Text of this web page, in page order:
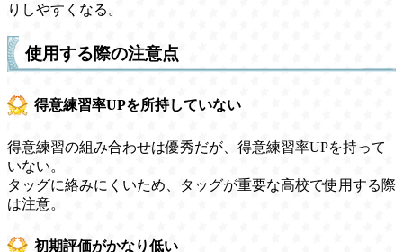
りしやすくなる。
使用する際の注意点
得意練習率UPを所持していない
得意練習の組み合わせは優秀だが、得意練習率UPを持って
いない。
タッグに絡みにくいため、タッグが重要な高校で使用する際
は注意。
初期評価がかなり低い